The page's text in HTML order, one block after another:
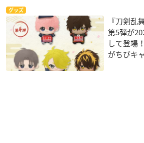
グッズ
『刀剣乱
第5弾が
して登場
がちびキ